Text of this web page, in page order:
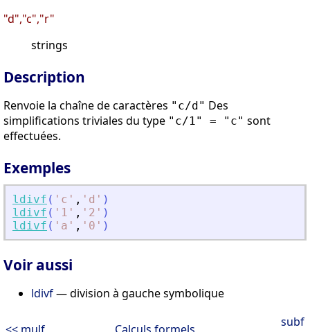
"d","c","r"
strings
Description
Renvoie la chaîne de caractères "c/d" Des
simplifications triviales du type "c/1" = "c" sont
effectuées.
Exemples
ldivf ( ' c ' , ' d ' )
ldivf ( ' 1 ' , ' 2 ' )
ldivf ( ' a ' , ' 0 ' )
Voir aussi
ldivf— division à gauche symbolique
subf